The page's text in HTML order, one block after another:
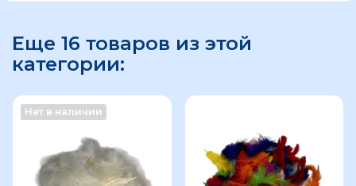
Еще 16 товаров из этой
категории:
Нет в наличии